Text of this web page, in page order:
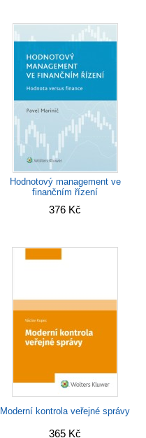
Hodnotový management ve
finančním řízení
376 Kč
Moderní kontrola veřejné správy
365 Kč